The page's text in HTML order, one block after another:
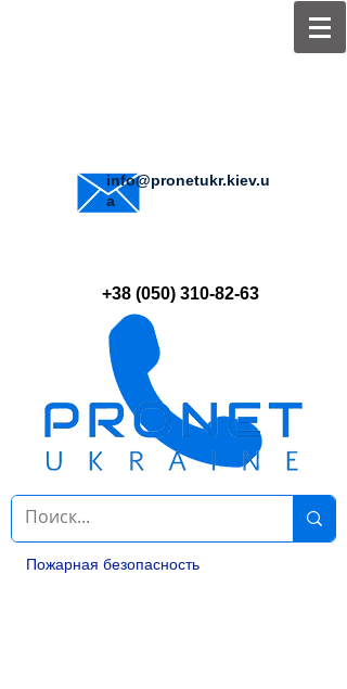
info@pronetukr.kiev.u
a
+38 (050) 310-82-63
Пожарная безопасность